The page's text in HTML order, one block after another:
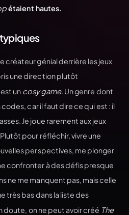
étaient hautes.
créateur génial derrière les jeux
une direction plutôt
est un cosy game. Un genre dont
car il faut dire ce qui est : il
Je joue rarement aux jeux
pour réfléchir, vivre une
perspectives, me plonger
confronter à des défis presque
ne me manquent pas, mais celle
très bas dans la liste des
doute, on ne peut avoir créé The